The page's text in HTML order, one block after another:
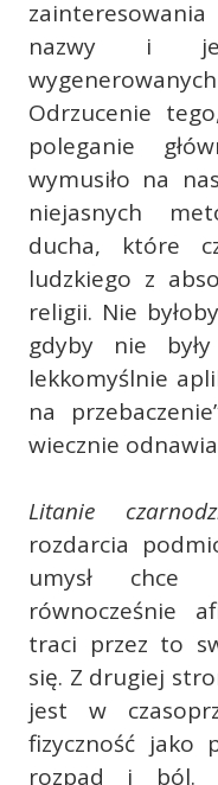
nazwy i
Odrzucenie
poleganie
wymusiło na
niejasnych
ducha, które
ludzkiego z
religii. Nie
gdyby nie były
lekkomyślnie
na
wiecznie
Litanie
rozdarcia
umysł chce
równocześnie
traci przez to
się. Z drugiej
jest w
fizyczność jako
rozpad i ból.